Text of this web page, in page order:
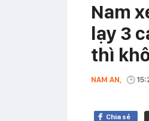
Nam
lạy 3
thì
NAM AN,
Chia sẻ